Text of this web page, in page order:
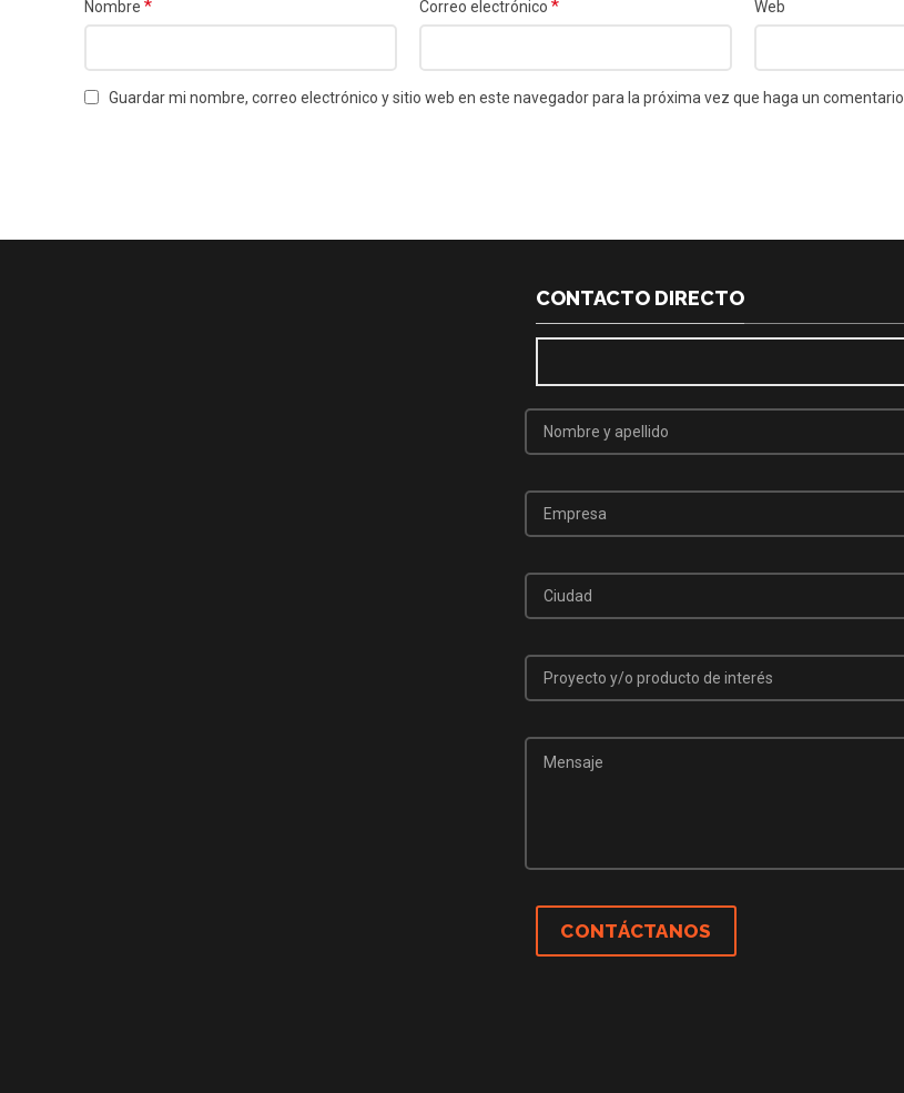
Nombre * Correo electrónico* Web
Guardar mi nombre, correo electrónico y sitio web en este navegador para la próxima vez que haga un comentario.
CONTACTO DIRECTO